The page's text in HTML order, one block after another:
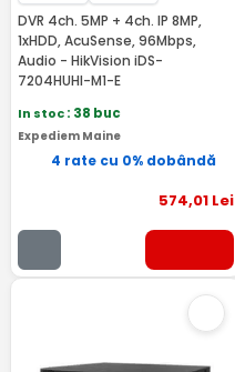
DVR 4ch. 5MP + 4ch. IP 8MP,
1xHDD, AcuSense, 96Mbps,
Audio - HikVision iDS-
7204HUHI-M1-E
In stoc: 38 buc
Expediem Maine
4 rate cu 0% dobândă
574,01Lei